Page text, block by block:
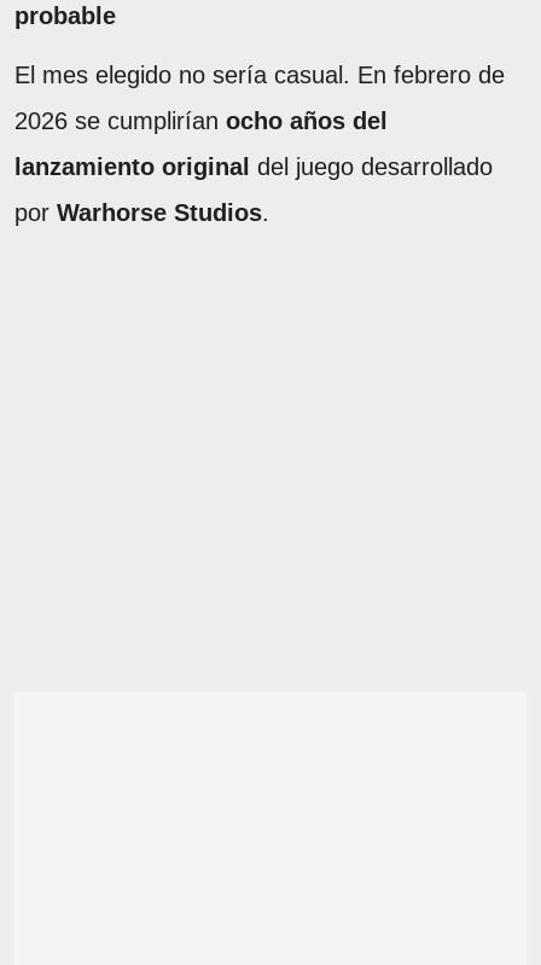
probable
El mes elegido no sería casual. En febrero de
2026 se cumplirían ocho años del
lanzamiento original del juego desarrollado
por Warhorse Studios.